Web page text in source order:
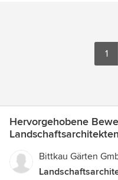
1
Hervorgehobene
Bittkau Gärten